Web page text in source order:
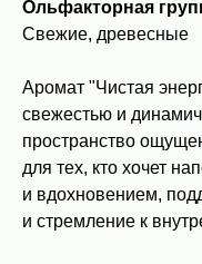
Ольфакторная
Свежие, древесные
Аромат "Чистая
свежестью и
пространство
для тех, кто хочет
и вдохновением,
и стремление к